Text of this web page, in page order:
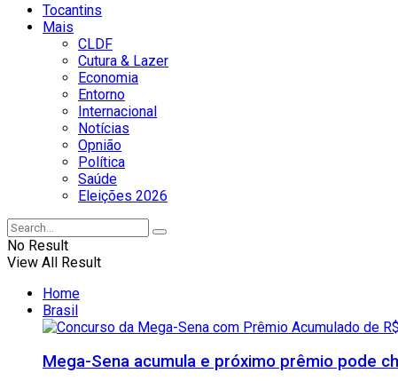
Tocantins
Mais
CLDF
Cutura & Lazer
Economia
Entorno
Internacional
Notícias
Opnião
Política
Saúde
Eleições 2026
No Result
View All Result
Home
Brasil
Mega-Sena acumula e próximo prêmio pode